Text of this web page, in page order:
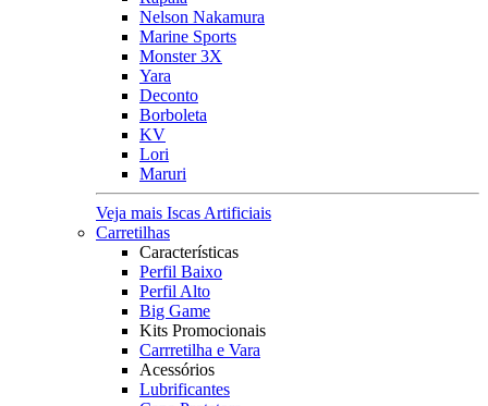
Nelson Nakamura
Marine Sports
Monster 3X
Yara
Deconto
Borboleta
KV
Lori
Maruri
Veja mais Iscas Artificiais
Carretilhas
Características
Perfil Baixo
Perfil Alto
Big Game
Kits Promocionais
Carrretilha e Vara
Acessórios
Lubrificantes